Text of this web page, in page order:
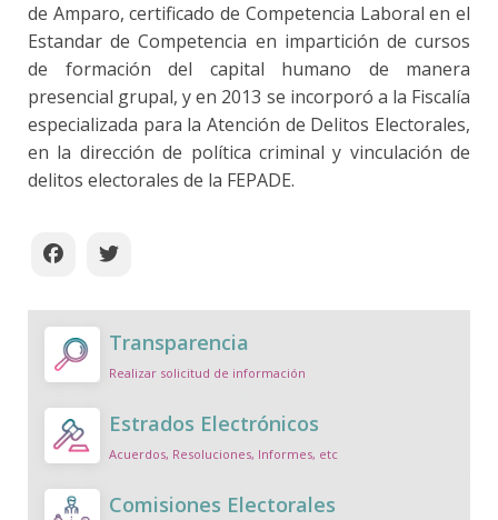
de Amparo, certificado de Competencia Laboral en el
Estandar de Competencia en impartición de cursos
de formación del capital humano de manera
presencial grupal, y en 2013 se incorporó a la Fiscalía
especializada para la Atención de Delitos Electorales,
en la dirección de política criminal y vinculación de
delitos electorales de la FEPADE.
Transparencia
Realizar solicitud de información
Estrados Electrónicos
Acuerdos, Resoluciones, Informes, etc
Comisiones Electorales